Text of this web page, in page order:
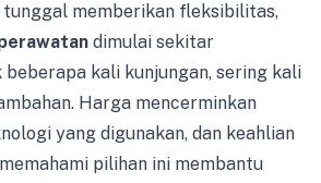
tunggal memberikan fleksibilitas,
dimulai sekitar
beberapa kali kunjungan, sering kali
Harga mencerminkan
yang digunakan, dan keahlian
pilihan ini membantu